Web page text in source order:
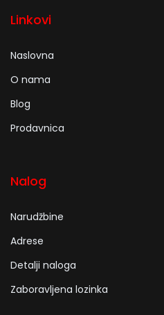
Linkovi
Naslovna
O nama
Blog
Prodavnica
Nalog
Narudžbine
Adrese
Detalji naloga
Zaboravljena lozinka